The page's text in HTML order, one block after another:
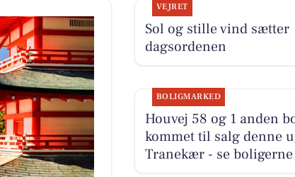
VEJRET
Sol og stille vind sætter
dagsordenen
BOLIGMARKED
Houvej 58 og 1 anden
kommet til salg denne
Tranekær - se